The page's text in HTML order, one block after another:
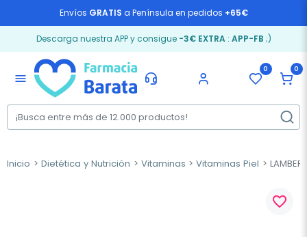
Envíos GRATIS a Península en pedidos +65€
Descarga nuestra APP y consigue -3€ EXTRA: APP-FB ;)
menu
0 0
Inicio Dietética y Nutrición Vitaminas Vitaminas Piel
favorite_border